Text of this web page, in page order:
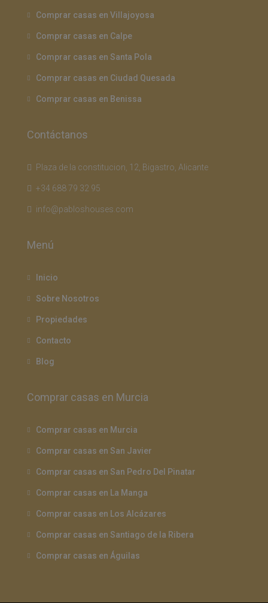
Comprar casas en Villajoyosa
Comprar casas en Calpe
Comprar casas en Santa Pola
Comprar casas en Ciudad Quesada
Comprar casas en Benissa
Contáctanos
Plaza de la constitucion, 12, Bigastro, Alicante
+34 688 79 32 95
info@pabloshouses.com
Menú
Inicio
Sobre Nosotros
Propiedades
Contacto
Blog
Comprar casas en Murcia
Comprar casas en Murcia
Comprar casas en San Javier
Comprar casas en San Pedro Del Pinatar
Comprar casas en La Manga
Comprar casas en Los Alcázares
Comprar casas en Santiago de la Ribera
Comprar casas en Águilas